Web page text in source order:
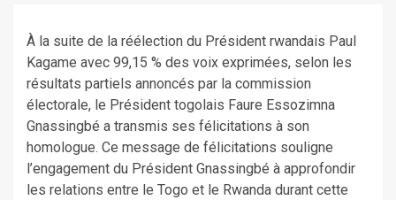
À la suite de la réélection du Président rwandais Paul
Kagame avec 99,15 % des voix exprimées, selon les
résultats partiels annoncés par la commission
électorale, le Président togolais Faure Essozimna
Gnassingbé a transmis ses félicitations à son
homologue. Ce message de félicitations souligne
l’engagement du Président Gnassingbé à approfondir
les relations entre le Togo et le Rwanda durant cette